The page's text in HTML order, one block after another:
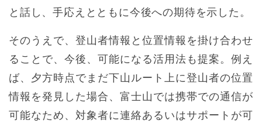
と話し、手応えとともに今後への期待を示した。
そのうえで、登山者情報と位置情報を掛け合わせ
ることで、今後、可能になる活用法も提案。例え
ば、夕方時点でまだ下山ルート上に登山者の位置
情報を発見した場合、富士山では携帯での通信が
可能なため、対象者に連絡あるいはサポートが可